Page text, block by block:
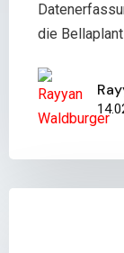
die Bellaplant